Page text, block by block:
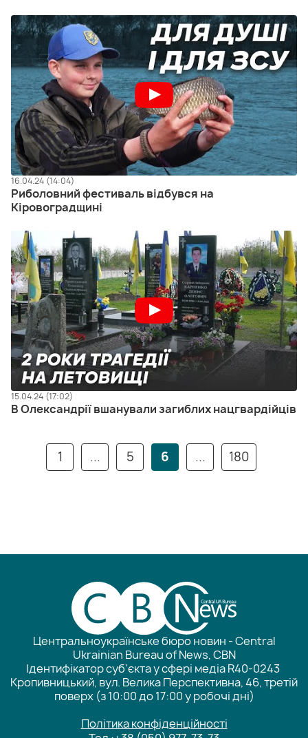
16.04.24 (14:04)
Риболовний фестиваль відбувся на
Кіровоградщині
15.04.24 (17:02)
В Олександрії вшанували загиблих нацгвардійців
1 ... 5 6 ... 180
Центральноукраїнське бюро новин - Central
Ukrainian Bureau of News, CBN
Ідентифікатор суб'єкта у сфері медіа R40-0243
Кропивницький, вул. Велика Перспективна, 46, третій
поверх (з 10:00 до 17:00 у робочі дні)
Політика конфіденційності